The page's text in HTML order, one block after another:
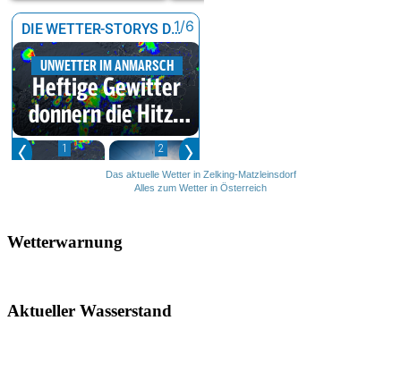
Das aktuelle Wetter in Zelking-Matzleinsdorf
Alles zum Wetter in Österreich
Wetterwarnung
Aktueller Wasserstand